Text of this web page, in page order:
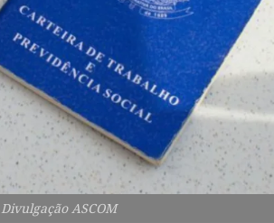
ASCOM